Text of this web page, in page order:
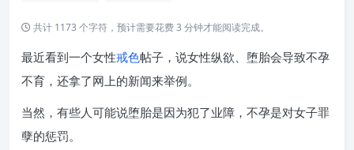
共计 1173 个字符，预计需要花费 3 分钟才能阅读完成。
最近看到一个女性戒色帖子，说女性纵欲、堕胎会导致不孕
不育，还拿了网上的新闻来举例。
当然，有些人可能说堕胎是因为犯了业障，不孕是对女子罪
孽的惩罚。